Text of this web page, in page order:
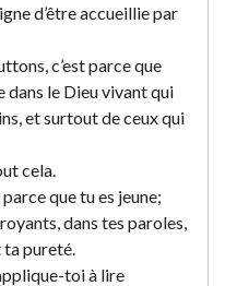
d’être accueillie par
c’est parce que
dans le Dieu vivant qui
et surtout de ceux qui
cela.
que tu es jeune;
dans tes paroles,
pureté.
toi à lire